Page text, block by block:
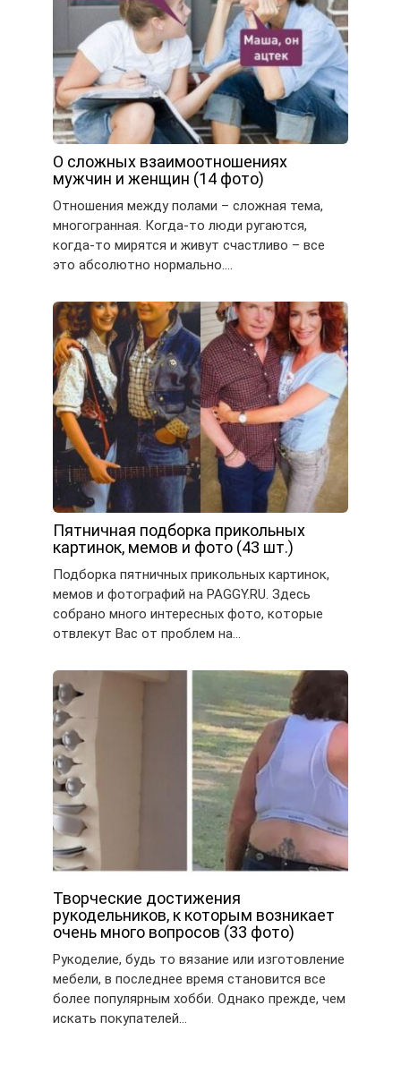
О сложных взаимоотношениях
мужчин и женщин (14 фото)
Отношения между полами – сложная тема,
многогранная. Когда-то люди ругаются,
когда-то мирятся и живут счастливо – все
это абсолютно нормально….
Пятничная подборка прикольных
картинок, мемов и фото (43 шт.)
Подборка пятничных прикольных картинок,
мемов и фотографий на PAGGY.RU. Здесь
собрано много интересных фото, которые
отвлекут Вас от проблем на…
Творческие достижения
рукодельников, к которым возникает
очень много вопросов (33 фото)
Рукоделие, будь то вязание или изготовление
мебели, в последнее время становится все
более популярным хобби. Однако прежде, чем
искать покупателей…